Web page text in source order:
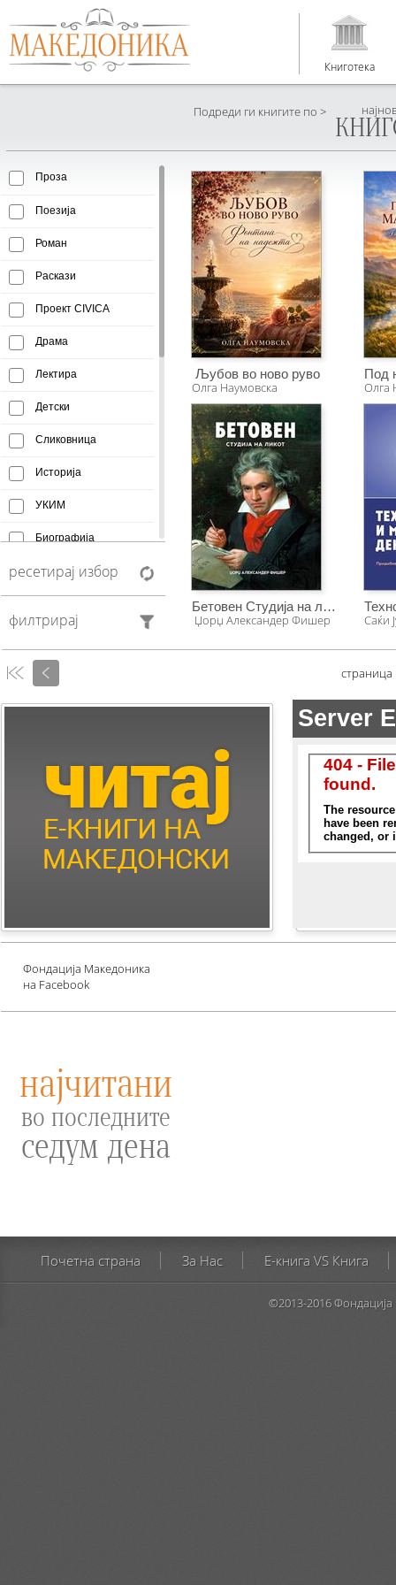
Книготека
Подреди ги книгите по >
Проза
Поезија
Роман
Раскази
Проект CIVICA
Драма
Лектира
Детски
Сликовница
Историја
УКИМ
Биографија
Афоризми
Манускрипт
Антологија
Колумни
Children's Literature
Млади автори
Е-книги за едукација
против зависности и
ресетирај избор
филтрирај
Љубов во ново руво
Олга Наумовска
Под
Олга
Бетовен Студија на ликот
Џорџ Александер Фишер Саќи
страница
Фондација Македоника
на Facebook
најчитани
во последните
седум дена
Почетна страна За Нас E-книга VS Книга
©2013-2016